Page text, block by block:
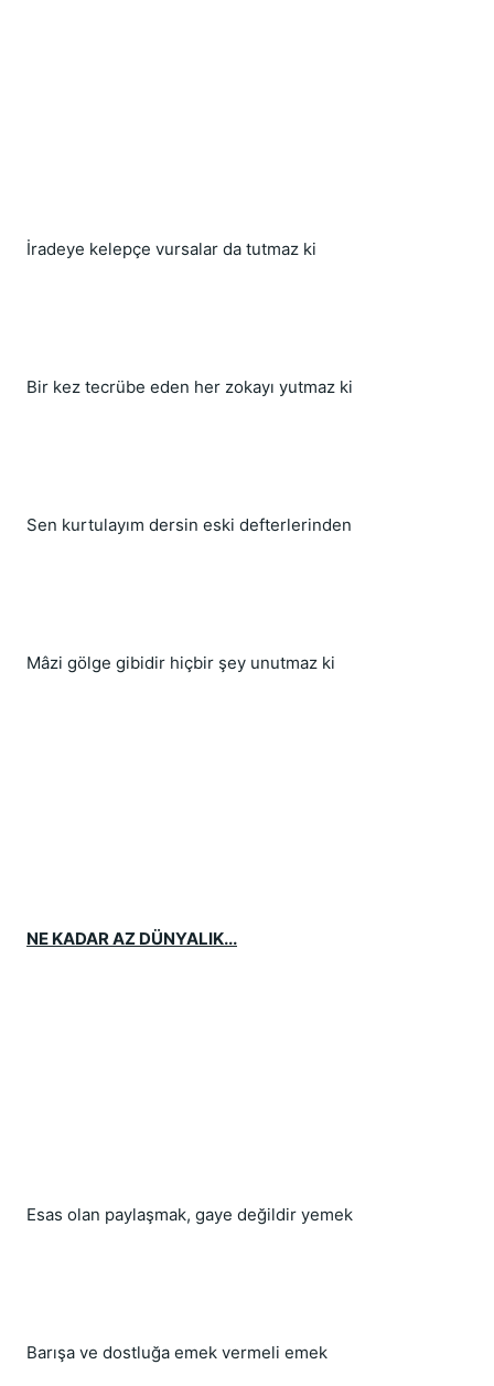
İradeye kelepçe vursalar da tutmaz ki
Bir kez tecrübe eden her zokayı yutmaz ki
Sen kurtulayım dersin eski defterlerinden
Mâzi gölge gibidir hiçbir şey unutmaz ki
NE KADAR AZ DÜNYALIK...
Esas olan paylaşmak, gaye değildir yemek
Barışa ve dostluğa emek vermeli emek